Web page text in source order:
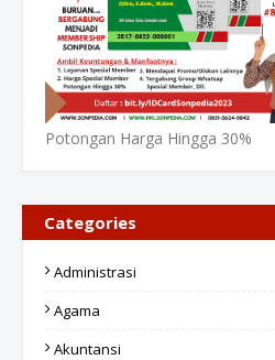
Potongan Harga Hingga 30%
Categories
Administrasi
Agama
Akuntansi